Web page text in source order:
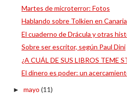
Martes de microterror: Fotos
Hablando sobre Tolkien en
El cuaderno de Drácula y otras
Sobre ser escritor, según Paul Dini
¿A CUÁL DE SUS LIBROS TEME
El dinero es poder: un
► mayo (11)